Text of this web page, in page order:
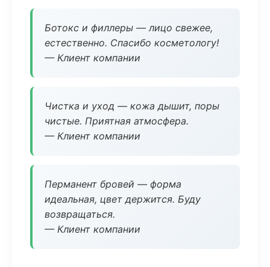
Ботокс и филлеры — лицо свежее,
естественно. Спасибо косметологу!
— Клиент компании
Чистка и уход — кожа дышит, поры
чистые. Приятная атмосфера.
— Клиент компании
Перманент бровей — форма
идеальная, цвет держится. Буду
возвращаться.
— Клиент компании